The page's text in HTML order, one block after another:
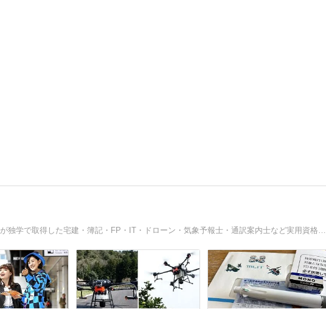
「働きながら資格に受かる」を掲げ、社会人が独学で取得した宅建・簿記・FP・IT・ドローン・気象予報士・通訳案内士など実用資格の勉強法とリアルな体験を発信するブログ。